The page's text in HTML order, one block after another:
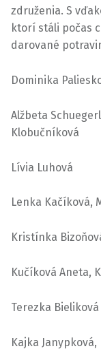
združenia. S
ktorí stáli počas
darované
Dominika
Alžbeta
Klobučníková
Lívia Luhová
Lenka Kačíková,
Kristínka
Kučíková Aneta,
Terezka Bieliková
Kajka